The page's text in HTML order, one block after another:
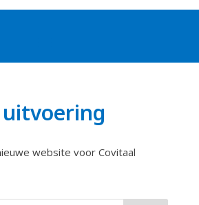
website voor Covitaal